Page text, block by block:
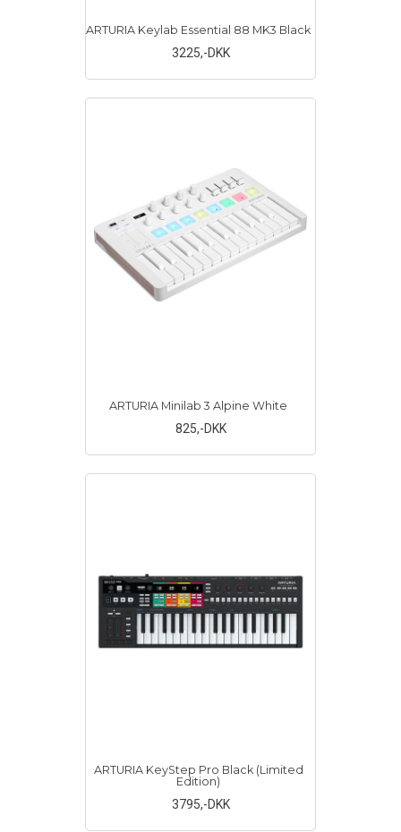
ARTURIA Keylab Essential 88 MK3 Black
3225,-DKK
ARTURIA Minilab 3 Alpine White
825,-DKK
ARTURIA KeyStep Pro Black (Limited
Edition)
3795,-DKK